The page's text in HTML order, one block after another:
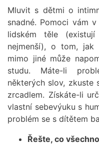
Mluvit s dětmi o
snadné. Pomoci vám
lidském těle
nejmenší), o tom,
mimo jiné může
studu. Máte-li
některých slov, zkuste
zrcadlem. Získáte-li
vlastní sebevýuku s
problém se s dítětem
Řešte, co